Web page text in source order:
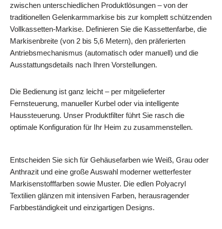
zwischen unterschiedlichen Produktlösungen – von der
traditionellen Gelenkarmmarkise bis zur komplett schützenden
Vollkassetten-Markise. Definieren Sie die Kassettenfarbe, die
Markisenbreite (von 2 bis 5,6 Metern), den präferierten
Antriebsmechanismus (automatisch oder manuell) und die
Ausstattungsdetails nach Ihren Vorstellungen.
Die Bedienung ist ganz leicht – per mitgelieferter
Fernsteuerung, manueller Kurbel oder via intelligente
Haussteuerung. Unser Produktfilter führt Sie rasch die
optimale Konfiguration für Ihr Heim zu zusammenstellen.
Entscheiden Sie sich für Gehäusefarben wie Weiß, Grau oder
Anthrazit und eine große Auswahl moderner wetterfester
Markisenstofffarben sowie Muster. Die edlen Polyacryl
Textilien glänzen mit intensiven Farben, herausragender
Farbbeständigkeit und einzigartigen Designs.